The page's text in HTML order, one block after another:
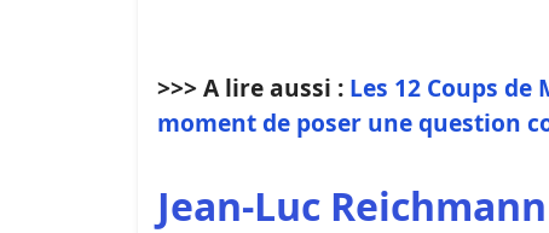
>>> A lire aussi : Les 12 Coups
moment de poser une question
Jean-Luc